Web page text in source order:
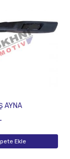
AYNA
Ekle